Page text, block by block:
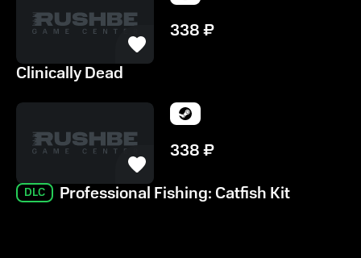
338₽
Clinically Dead
338₽
DLC Professional Fishing: Catfish Kit